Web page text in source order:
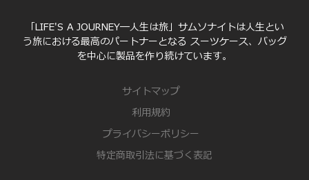
「LIFE'S A JOURNEY―人生は旅」サムソナイトは人生とい
う旅における最高のパートナーとなる スーツケース、バッグ
を中心に製品を作り続けています。
サイトマップ
利用規約
プライバシーポリシー
特定商取引法に基づく表記